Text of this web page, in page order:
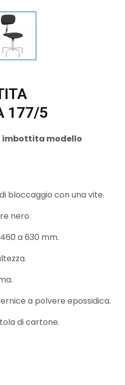
177/5
imbottita modello
bloccaggio con una vite.
nero.
a 630 mm.
a polvere epossidica.
di cartone.